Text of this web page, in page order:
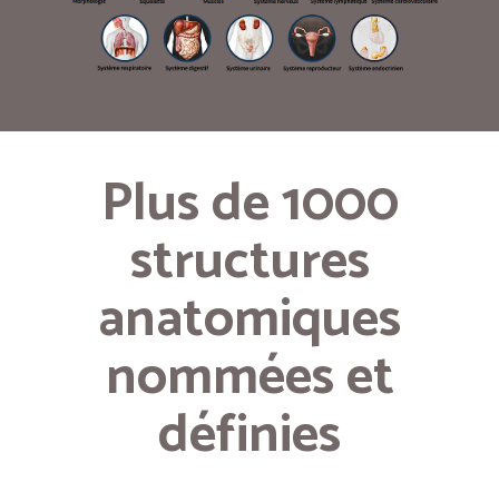
Plus de 1000
structures
anatomiques
nommées et
définies